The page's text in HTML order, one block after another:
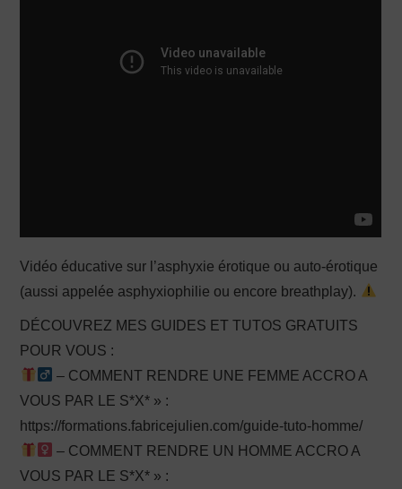
Vidéo éducative sur l’asphyxie érotique ou auto-érotique
(aussi appelée asphyxiophilie ou encore breathplay).
DÉCOUVREZ MES GUIDES ET TUTOS GRATUITS
POUR VOUS :
– COMMENT RENDRE UNE FEMME ACCRO A
VOUS PAR LE S*X* » :
https://formations.fabricejulien.com/guide-tuto-homme/
– COMMENT RENDRE UN HOMME ACCRO A
VOUS PAR LE S*X* » :